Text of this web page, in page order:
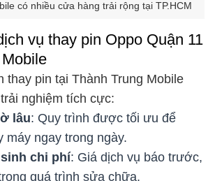
có nhiều cửa hàng trải rộng tại TP.HCM
vụ thay pin Oppo Quận 11
thay pin tại Thành Trung Mobile
nghiệm tích cực:
lâu: Quy trình được tối ưu để
máy ngay trong ngày.
chi phí: Giá dịch vụ báo trước,
quá trình sửa chữa.